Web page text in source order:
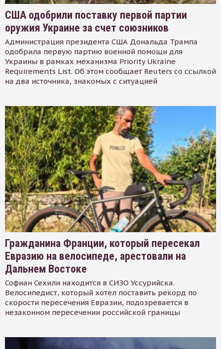
США одобрили поставку первой партии
оружия Украине за счет союзников
Администрация президента США Дональда Трампа
одобрила первую партию военной помощи для
Украины в рамках механизма Priority Ukraine
Requirements List. Об этом сообщает Reuters со ссылкой
на два источника, знакомых с ситуацией
Гражданина Франции, который пересекал
Евразию на велосипеде, арестовали на
Дальнем Востоке
Софиан Сехили находится в СИЗО Уссурийска.
Велосипедист, который хотел поставить рекорд по
скорости пересечения Евразии, подозревается в
незаконном пересечении российской границы